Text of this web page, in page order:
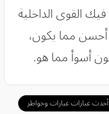
القوى الداخلية
مما يكون،
أسوأ مما هو.
أحدث عبارات عبارات وخواطر